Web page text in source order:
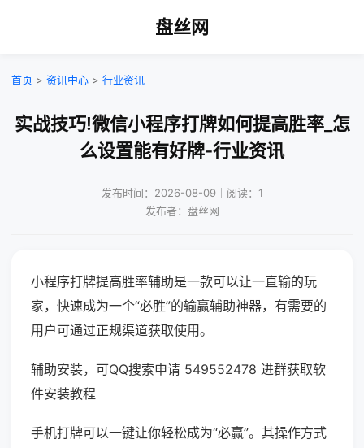
盘丝网
首页 > 资讯中心 > 行业资讯
实战技巧!微信小程序打牌如何提高胜率_怎
么设置能有好牌-行业资讯
发布时间：2026-08-09｜阅读：1
发布者：盘丝网
小程序打牌提高胜率辅助是一款可以让一直输的玩
家，快速成为一个“必胜”的输赢辅助神器，有需要的
用户可通过正规渠道获取使用。
辅助安装，可QQ搜索申请 549552478 进群获取软
件安装教程
手机打牌可以一键让你轻松成为“必赢”。其操作方式